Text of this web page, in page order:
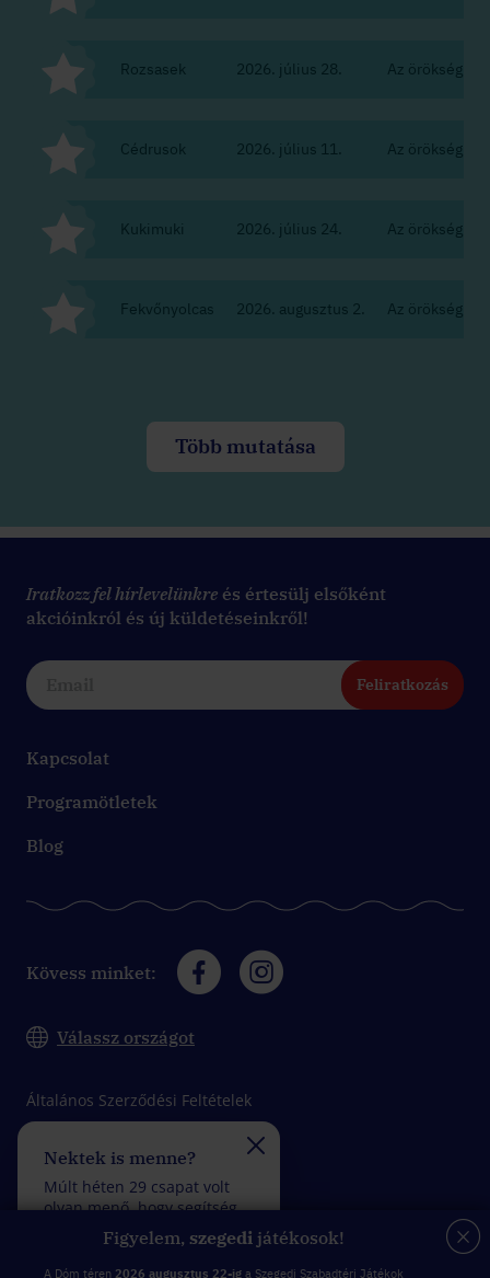
Rozsasek 2026. július 28. Az örökség
Cédrusok 2026. július 11. Az örökség
Kukimuki 2026. július 24. Az örökség
Fekvőnyolcas 2026. augusztus 2. Az örökség
Több mutatása
Iratkozz fel hírlevelünkre és értesülj elsőként
akcióinkról és új küldetéseinkről!
Feliratkozás
Kapcsolat
Programötletek
Blog
Kövess minket:
Válassz országot
Általános Szerződési Feltételek
Impresszum
Figyelem, szegedijátékosok!
A Dóm téren 2026 augusztus 22-iga Szegedi Szabadtéri Játékok
Nektek is menne?
Múlt héten 29 csapat volt
olyan menő, hogy segítség
felhasználása nélkül
teljesítettek egy küldetést.
kevesebb mint 5 rossz
válasszal teljesítettek egy
küldetést.